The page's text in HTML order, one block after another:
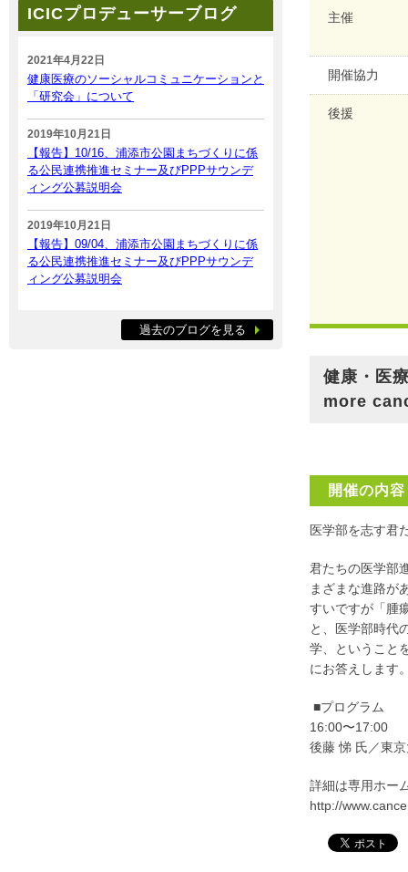
主催
開催協力
後援
健康・医
more
開催の内容
医学部を志す君
君たちの医学部
まざまな進路が
すいですが「腫
と、医学部時代
学、ということ
にお答えします
■プログラム
16:00〜17:00
後藤 悌 氏／東
詳細は専用ホー
http://
ICICプロデューサーブログ
2021年4月22日
健康医療のソーシャルコミュニケーションと
「研究会」について
2019年10月21日
【報告】10/16、浦添市公園まちづくりに係
る公民連携推進セミナー及びPPPサウンデ
ィング公募説明会
2019年10月21日
【報告】09/04、浦添市公園まちづくりに係
る公民連携推進セミナー及びPPPサウンデ
ィング公募説明会
過去のブログを見る